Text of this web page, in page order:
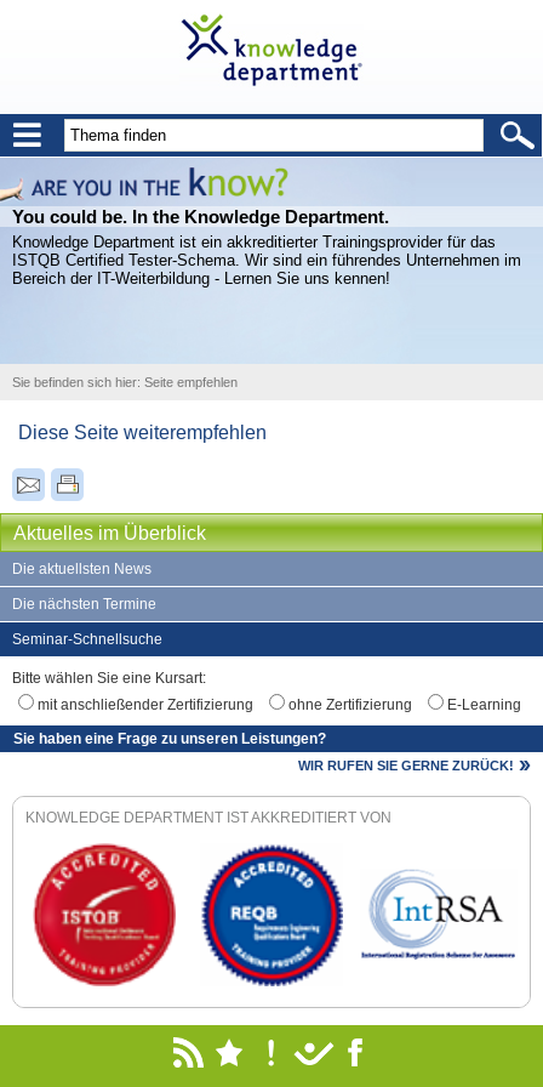
You could be. In the Knowledge Department.
Knowledge Department ist ein akkreditierter Trainingsprovider für das
ISTQB Certified Tester-Schema. Wir sind ein führendes Unternehmen im
Bereich der IT-Weiterbildung - Lernen Sie uns kennen!
Sie befinden sich hier: Seite empfehlen
Diese Seite weiterempfehlen
Aktuelles im Überblick
Die aktuellsten News
Die nächsten Termine
Seminar-Schnellsuche
Bitte wählen Sie eine Kursart:
mit anschließender Zertifizierung
ohne Zertifizierung
E-Learning
Sie haben eine Frage zu unseren Leistungen?
WIR RUFEN SIE GERNE ZURÜCK!
KNOWLEDGE DEPARTMENT IST AKKREDITIERT VON